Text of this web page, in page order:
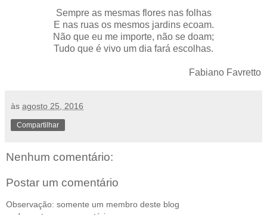
Sempre as mesmas flores nas folhas
E nas ruas os mesmos jardins ecoam.
Não que eu me importe, não se doam;
Tudo que é vivo um dia fará escolhas.
Fabiano Favretto
às agosto 25, 2016
Compartilhar
Nenhum comentário:
Postar um comentário
Observação: somente um membro deste blog